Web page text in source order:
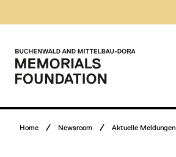
content
Main
Logo
Buchenwald
Dora
Foundation
Breadcrumb
Home Newsroom Aktuelle Meldungen